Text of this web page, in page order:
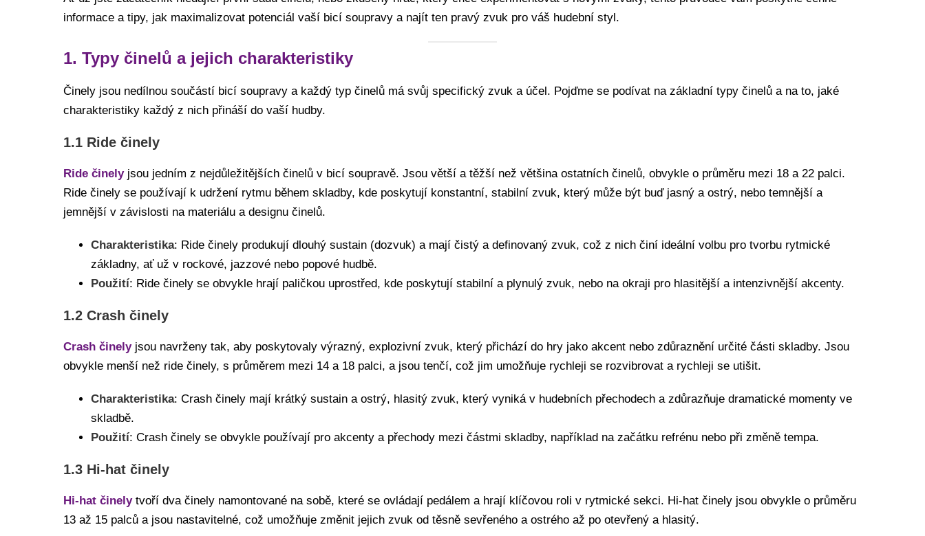
informace a tipy, jak maximalizovat potenciál vaší bicí soupravy a najít ten pravý zvuk pro váš hudební styl.
1. Typy činelů a jejich charakteristiky
Činely jsou nedílnou součástí bicí soupravy a každý typ činelů má svůj specifický zvuk a účel. Pojďme se podívat na základní typy činelů a na to, jaké
charakteristiky každý z nich přináší do vaší hudby.
1.1 Ride činely
Ride činelyjsou jedním z nejdůležitějších činelů v bicí soupravě. Jsou větší a těžší než většina ostatních činelů, obvykle o průměru mezi 18 a 22 palci.
Ride činely se používají k udržení rytmu během skladby, kde poskytují konstantní, stabilní zvuk, který může být buď jasný a ostrý, nebo temnější a
jemnější v závislosti na materiálu a designu činelů.
Charakteristika: Ride činely produkují dlouhý sustain (dozvuk) a mají čistý a definovaný zvuk, což z nich činí ideální volbu pro tvorbu rytmické
základny, ať už v rockové, jazzové nebo popové hudbě.
Použití: Ride činely se obvykle hrají paličkou uprostřed, kde poskytují stabilní a plynulý zvuk, nebo na okraji pro hlasitější a intenzivnější akcenty.
1.2 Crash činely
Crash činelyjsou navrženy tak, aby poskytovaly výrazný, explozivní zvuk, který přichází do hry jako akcent nebo zdůraznění určité části skladby. Jsou
obvykle menší než ride činely, s průměrem mezi 14 a 18 palci, a jsou tenčí, což jim umožňuje rychleji se rozvibrovat a rychleji se utišit.
Charakteristika: Crash činely mají krátký sustain a ostrý, hlasitý zvuk, který vyniká v hudebních přechodech a zdůrazňuje dramatické momenty ve
skladbě.
Použití: Crash činely se obvykle používají pro akcenty a přechody mezi částmi skladby, například na začátku refrénu nebo při změně tempa.
1.3 Hi-hat činely
Hi-hat činelytvoří dva činely namontované na sobě, které se ovládají pedálem a hrají klíčovou roli v rytmické sekci. Hi-hat činely jsou obvykle o průměru
13 až 15 palců a jsou nastavitelné, což umožňuje změnit jejich zvuk od těsně sevřeného a ostrého až po otevřený a hlasitý.